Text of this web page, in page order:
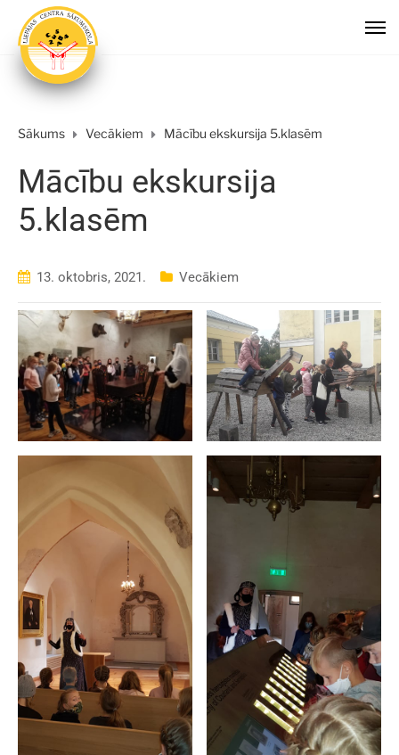
Sākums Vecākiem Mācību ekskursija 5.klasēm
Mācību ekskursija
5.klasēm
13. oktobris, 2021. Vecākiem